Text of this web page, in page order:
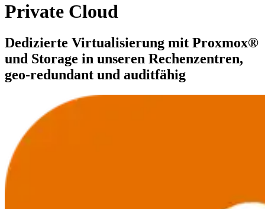
Private Cloud
Dedizierte Virtualisierung mit Proxmox®
und Storage in unseren Rechenzentren,
geo-redundant und auditfähig